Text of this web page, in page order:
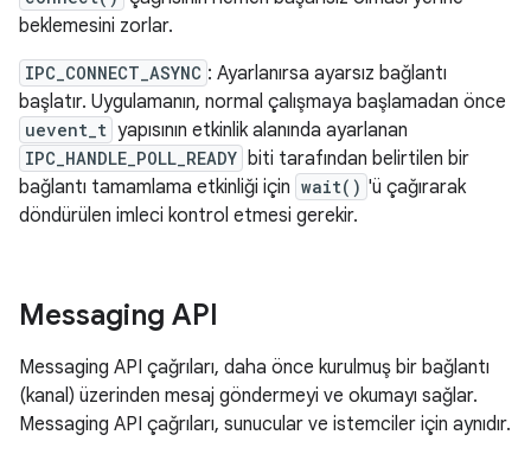
beklemesini zorlar.
IPC_CONNECT_ASYNC : Ayarlanırsa ayarsız bağlantı
başlatır. Uygulamanın, normal çalışmaya başlamadan önce
uevent_t yapısının etkinlik alanında ayarlanan
IPC_HANDLE_POLL_READY biti tarafından belirtilen bir
bağlantı tamamlama etkinliği için wait() 'ü çağırarak
döndürülen imleci kontrol etmesi gerekir.
Messaging API
Messaging API çağrıları, daha önce kurulmuş bir bağlantı
(kanal) üzerinden mesaj göndermeyi ve okumayı sağlar.
Messaging API çağrıları, sunucular ve istemciler için aynıdır.